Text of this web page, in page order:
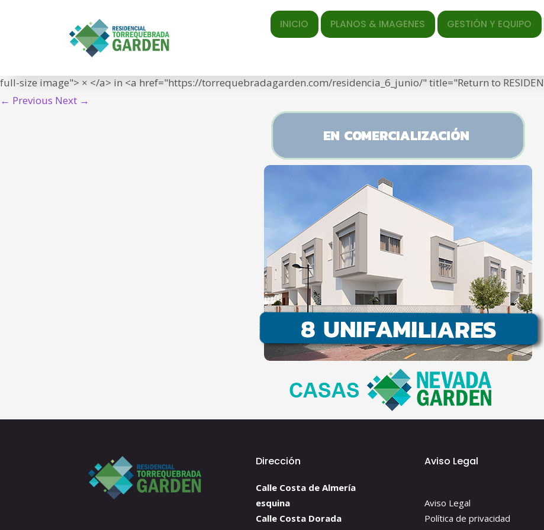
INICIO PLANOS & IMAGENES GESTIÓN Y EQUIPO EL
RESIDENCIA_6_junio
<span class="meta-prep meta-prep-entry-date">Published </span> <span class="entry-date"><time class="entry-
15T12:21:13+01:00">15/06/2021</time></span> at <a href="https://torrequebradagarden.com/wp-content/
full-size image"> × </a> in <a href="https://torrequebradagarden.com/residencia_6_junio/" title="Return to
← Previous Next →
Dirección
Calle Costa de Almería
esquina
Calle Costa Dorada
Aviso Legal
Aviso Legal
Política de privacidad